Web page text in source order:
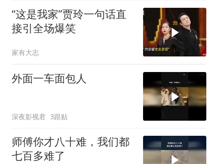
“这是我家”贾玲一句话直
接引全场爆笑
家有大志
外面一车面包人
深夜影视君 3跟贴
师傅你才八十难，我们都
七百多难了